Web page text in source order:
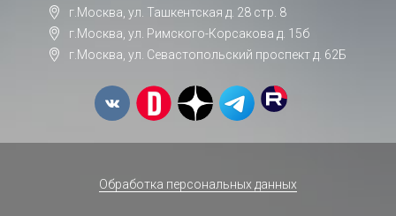
г.Москва, ул. Ташкентская д. 28 стр. 8
г.Москва, ул. Римского-Корсакова д. 15б
г.Москва, ул. Севастопольский проспект д. 62Б
Обработка персональных данных